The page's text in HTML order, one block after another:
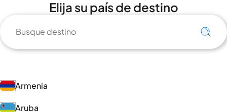
Elija su país de destino
Armenia
Aruba